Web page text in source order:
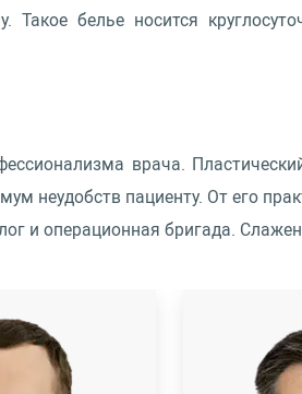
белье носится
врача.
неудобств пациенту. От его
и операционная бригада.